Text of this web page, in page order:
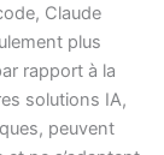
Claude
plus
rapport à la
solutions IA,
peuvent